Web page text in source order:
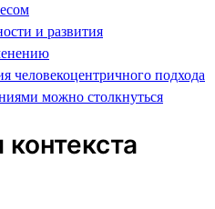
и развития
человекоцентричного подхода
можно столкнуться